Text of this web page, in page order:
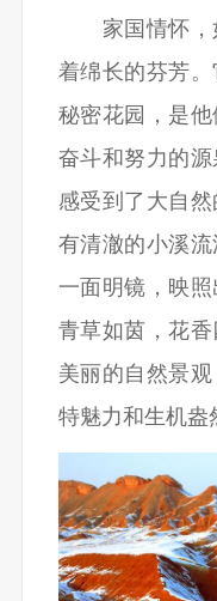
家国情怀，
着绵长的芬芳
秘密花园，是
奋斗和努力的
感受到了大自然
有清澈的小溪
一面明镜，映
青草如茵，花
美丽的自然景
特魅力和生机盎